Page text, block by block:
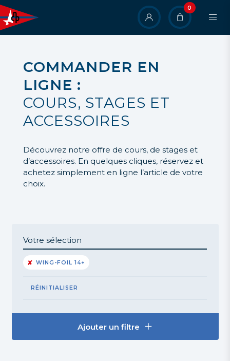
Aller
au
contenu
principal
User
account
0
COMMANDER EN
LIGNE :
COURS, STAGES ET
ACCESSOIRES
Découvrez notre offre de cours, de stages et
d’accessoires. En quelques cliques, réservez et
achetez simplement en ligne l’article de votre
choix.
Votre sélection
WING-FOIL 14+
RÉINITIALISER
Ajouter un filtre